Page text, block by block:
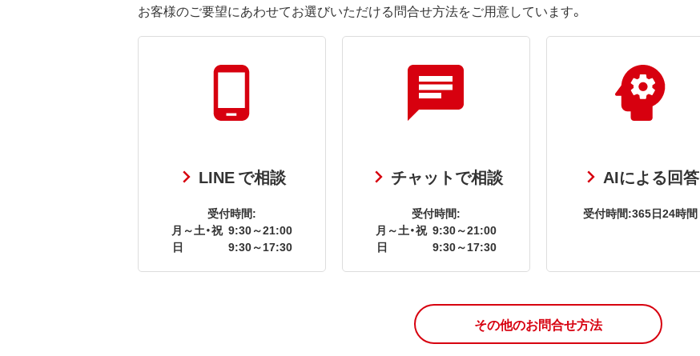
お客様のご要望にあわせてお選びいただける問合せ方法をご用意しています。
LINE で相談
受付時間:
月～土・祝 9:30～21:00
日
9:30～17:30
チャットで相談
受付時間:
月～土・祝 9:30～21:00
日
9:30～17:30
AIによる回答
受付時間:365日24時間
その他のお問合せ方法